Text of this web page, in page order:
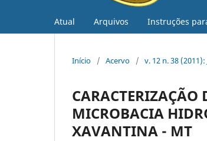
Atual Arquivos Instruções
Início / Acervo / v. 12 n. 38
CARACTERIZAÇÃO
MICROBACIA
XAVANTINA - MT